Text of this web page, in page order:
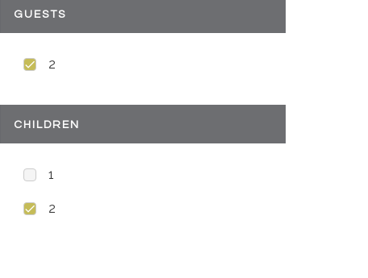
GUESTS
2
CHILDREN
1
2